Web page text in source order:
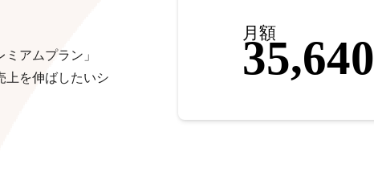
アムプラン」
上を伸ばしたいシ
月額
35,640